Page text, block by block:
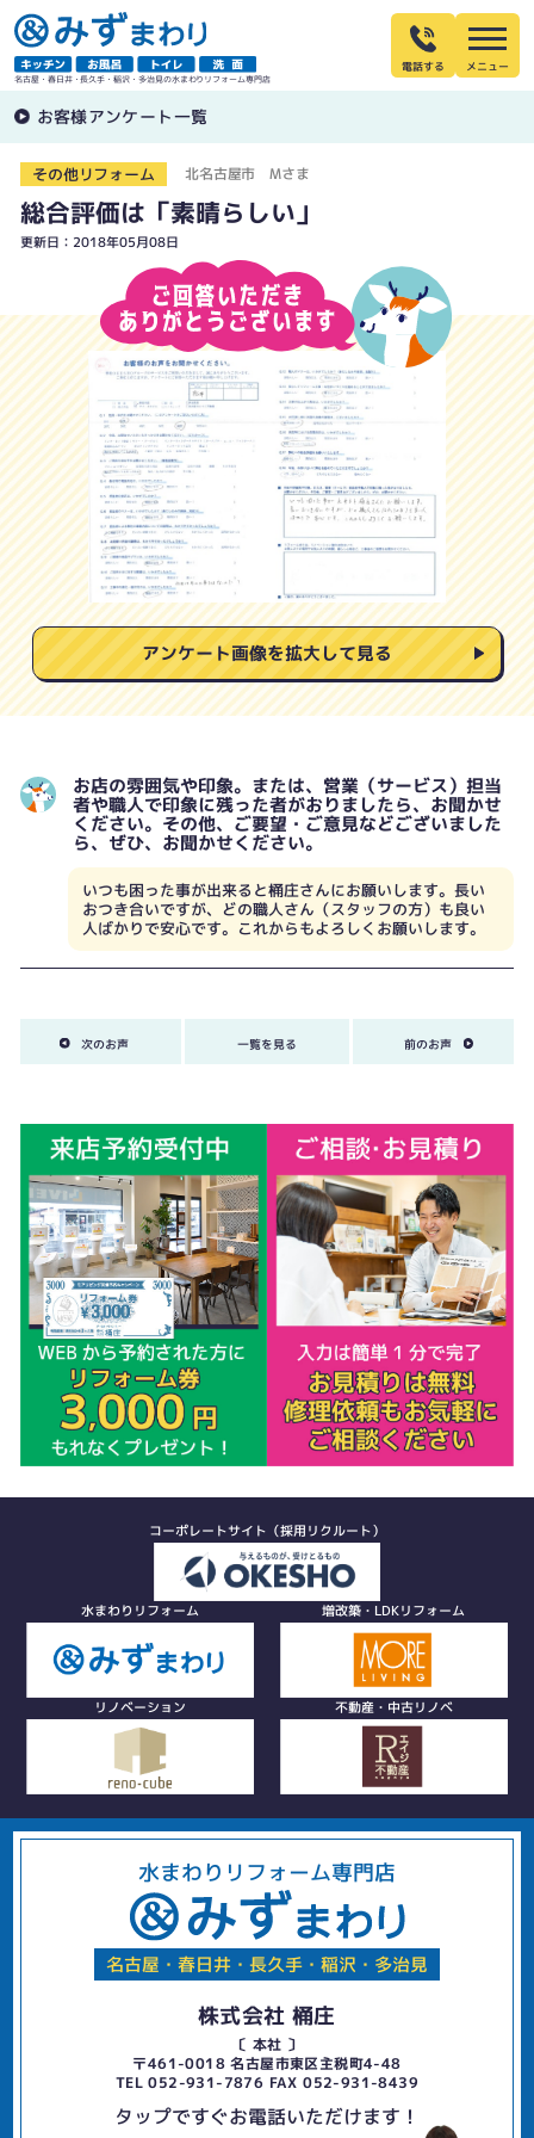
名古屋・春日井・長久手・稲沢・多治見の水まわりリフォーム専門店
電話する
お客様アンケート一覧
その他リフォーム 北名古屋市 Mさま
総合評価は「素晴らしい」
更新日：2018年05月08日
アンケート画像を拡大して見る
お店の雰囲気や印象。または、営業（サービス）担当
者や職人で印象に残った者がおりましたら、お聞かせ
ください。その他、ご要望・ご意見などございました
ら、ぜひ、お聞かせください。
いつも困った事が出来ると桶庄さんにお願いします。長い
おつき合いですが、どの職人さん（スタッフの方）も良い
人ばかりで安心です。これからもよろしくお願いします。
次のお声 一覧を見る 前のお声
コーポレートサイト（採用リクルート）
水まわりリフォーム 増改築・LDKリフォーム
リノベーション 不動産・中古リノベ
水まわりリフォーム専門店
名古屋・春日井・長久手・稲沢・多治見
株式会社 桶庄
〔 本社 〕
〒461-0018 名古屋市東区主税町4-48
TEL 052-931-7876 FAX 052-931-8439
タップですぐお電話いただけます！